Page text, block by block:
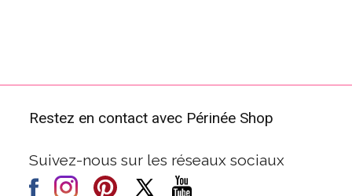
Restez en contact avec Périnée Shop
Suivez-nous sur les réseaux sociaux